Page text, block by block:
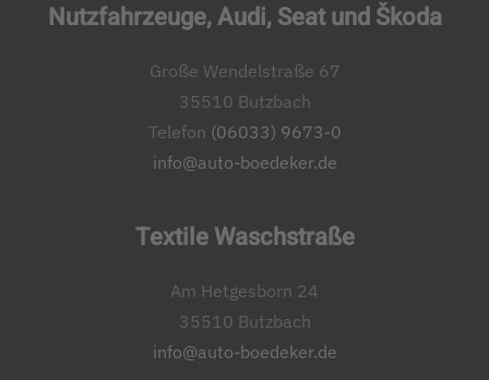
Nutzfahrzeuge, Audi, Seat und Škoda
Große Wendelstraße 67
35510 Butzbach
Telefon (06033) 9673-0
info@auto-boedeker.de
Textile Waschstraße
Am Hetgesborn 24
35510 Butzbach
info@auto-boedeker.de